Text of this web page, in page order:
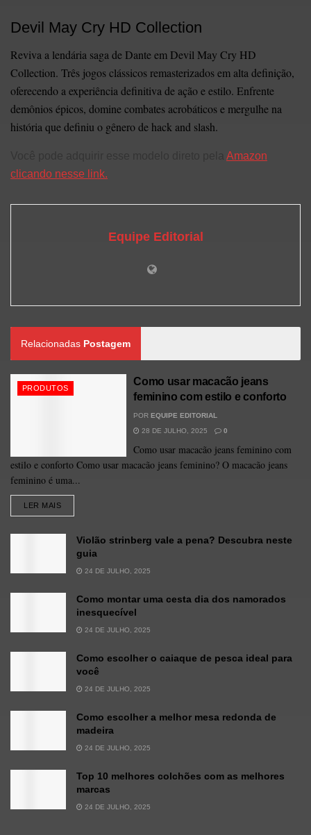
Devil May Cry HD Collection
Reviva a lendária saga de Dante em Devil May Cry HD
Collection. Três jogos clássicos remasterizados em alta definição,
oferecendo a experiência definitiva de ação e estilo. Enfrente
demônios épicos, domine combates acrobáticos e mergulhe na
história que definiu o gênero de hack and slash.
Amazon
clicando nesse link.
Equipe Editorial
Relacionadas Postagem
PRODUTOS
Como usar macacão jeans
feminino com estilo e conforto
POR EQUIPE EDITORIAL
28 DE JULHO, 2025
0
Como usar macacão jeans feminino com
estilo e conforto Como usar macacão jeans feminino? O macacão jeans
feminino é uma...
LER MAIS
Violão strinberg vale a pena? Descubra neste
guia
24 DE JULHO, 2025
Como montar uma cesta dia dos namorados
inesquecível
24 DE JULHO, 2025
Como escolher o caiaque de pesca ideal para
você
24 DE JULHO, 2025
Como escolher a melhor mesa redonda de
madeira
24 DE JULHO, 2025
Top 10 melhores colchões com as melhores
marcas
24 DE JULHO, 2025